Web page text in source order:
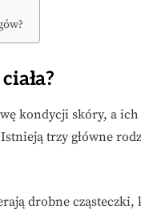
kondycji skóry, a
trzy główne
drobne